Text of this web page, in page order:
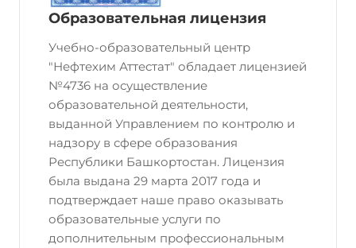
Образовательная лицензия
Учебно-образовательный центр
"Нефтехим Аттестат" обладает лицензией
№4736 на осуществление
образовательной деятельности,
выданной Управлением по контролю и
надзору в сфере образования
Республики Башкортостан. Лицензия
была выдана 29 марта 2017 года и
подтверждает наше право оказывать
образовательные услуги по
дополнительным профессиональным